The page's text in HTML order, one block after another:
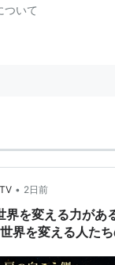
ついて
• 2日前
を変える力があ
を変える人た